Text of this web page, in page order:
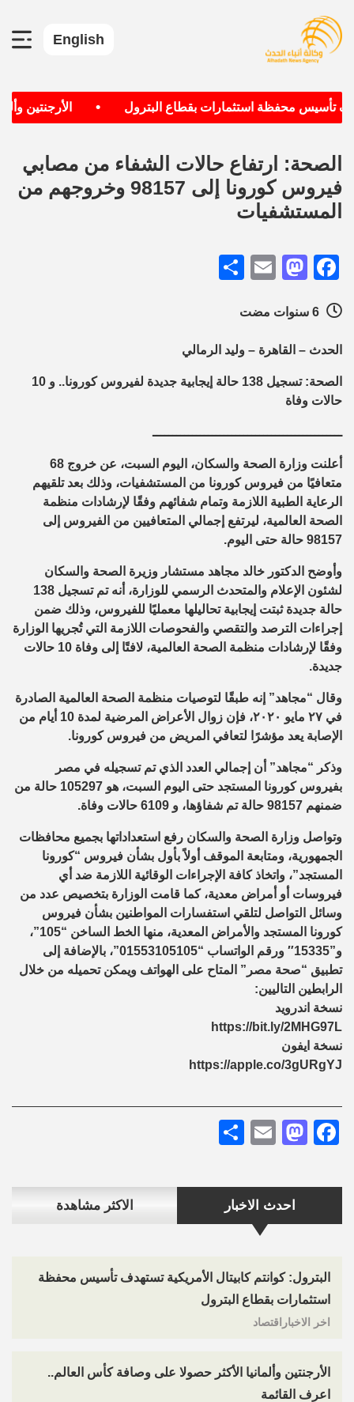
English
تأسيس محفظة استثمارات بقطاع البترول الأرجنتين
احدث الاخبار الاكثر مشاهدة
البترول: كوانتم كابيتال الأمريكية تستهدف تأسيس محفظة
استثمارات بقطاع البترول
اخر الاخباراقتصاد
الأرجنتين وألمانيا الأكثر حصولا على وصافة كأس العالم..
اعرف القائمة
الصحة: ارتفاع حالات الشفاء من مصابي
فيروس كورونا إلى 98157 وخروجهم من
المستشفيات
Facebook
Mastodon
Email
الحدث – القاهرة – وليد الرمالي
الصحة: تسجيل 138 حالة إيجابية جديدة لفيروس كورونا.. و 10
حالات وفاة
ــــــــــــــــــــــــــــــــــــــــــــــــ
أعلنت وزارة الصحة والسكان، اليوم السبت، عن خروج 68
متعافيًا من فيروس كورونا من المستشفيات، وذلك بعد تلقيهم
الرعاية الطبية اللازمة وتمام شفائهم وفقًا لإرشادات منظمة
الصحة العالمية، ليرتفع إجمالي المتعافيين من الفيروس إلى
98157 حالة حتى اليوم.
وأوضح الدكتور خالد مجاهد مستشار وزيرة الصحة والسكان
لشئون الإعلام والمتحدث الرسمي للوزارة، أنه تم تسجيل 138
حالة جديدة ثبتت إيجابية تحاليلها معمليًا للفيروس، وذلك ضمن
إجراءات الترصد والتقصي والفحوصات اللازمة التي تُجريها الوزارة
وفقًا لإرشادات منظمة الصحة العالمية، لافتًا إلى وفاة 10 حالات
جديدة.
وقال “مجاهد” إنه طبقًا لتوصيات منظمة الصحة العالمية الصادرة
في ٢٧ مايو ٢٠٢٠، فإن زوال الأعراض المرضية لمدة 10 أيام من
الإصابة يعد مؤشرًا لتعافي المريض من فيروس كورونا.
وذكر “مجاهد” أن إجمالي العدد الذي تم تسجيله في مصر
بفيروس كورونا المستجد حتى اليوم السبت، هو 105297 حالة من
ضمنهم 98157 حالة تم شفاؤها، و 6109 حالات وفاة.
وتواصل وزارة الصحة والسكان رفع استعداداتها بجميع محافظات
الجمهورية، ومتابعة الموقف أولاً بأول بشأن فيروس “كورونا
المستجد”، واتخاذ كافة الإجراءات الوقائية اللازمة ضد أي
فيروسات أو أمراض معدية، كما قامت الوزارة بتخصيص عدد من
وسائل التواصل لتلقي استفسارات المواطنين بشأن فيروس
كورونا المستجد والأمراض المعدية، منها الخط الساخن “105”،
و”15335″ ورقم الواتساب “01553105105”، بالإضافة إلى
تطبيق “صحة مصر” المتاح على الهواتف ويمكن تحميله من خلال
الرابطين التاليين:
نسخة اندرويد
https://bit.ly/2MHG97L
نسخة ايفون
https://apple.co/3gURgYJ
Facebook
Mastodon
Email